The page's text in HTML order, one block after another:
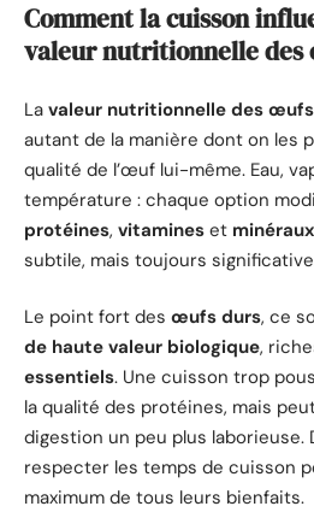
Comment la cuisson
valeur nutritionnelle des
La valeur nutritionnelle des
autant de la manière dont on les
qualité de l’œuf lui-même. Eau,
température : chaque option
protéines, vitamines et minéraux
subtile, mais toujours
Le point fort des œufs durs, ce
de haute valeur biologique,
essentiels. Une cuisson trop
la qualité des protéines, mais
digestion un peu plus laborieuse.
respecter les temps de cuisson
maximum de tous leurs bienfaits.